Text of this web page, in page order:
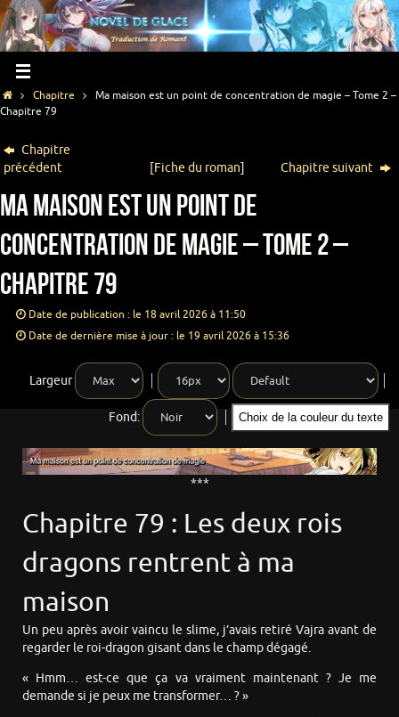
Chapitre
Ma maison est un point de concentration de magie – Tome 2 –
Chapitre 79
Chapitre
précédent
[Fiche du roman] Chapitre suivant
Ma maison est un point de
concentration de magie – Tome 2 –
Chapitre 79
Date de publication : le 18 avril 2026 à 11:50
Date de dernière mise à jour : le 19 avril 2026 à 15:36
Largeur
Fond: Choix de la couleur du texte
***
Chapitre 79 : Les deux rois
dragons rentrent à ma
maison
Un peu après avoir vaincu le slime, j’avais retiré Vajra avant de
regarder le roi-dragon gisant dans le champ dégagé.
« Hmm… est-ce que ça va vraiment maintenant ? Je me
demande si je peux me transformer… ? »